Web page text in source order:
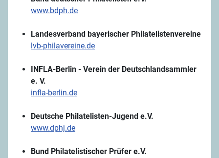
www.bdph.de
Landesverband bayerischer Philatelistenvereine
lvb-philavereine.de
INFLA-Berlin - Verein der Deutschlandsammler
e. V.
infla-berlin.de
Deutsche Philatelisten-Jugend e.V.
www.dphj.de
Bund Philatelistischer Prüfer e.V.